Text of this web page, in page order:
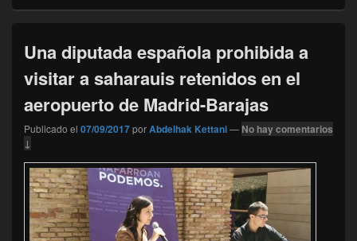
Una diputada española prohibida a
visitar a saharauis retenidos en el
aeropuerto de Madrid-Barajas
Publicado el 07/09/2017porAbdelhak Kettani— No hay comentarios
↓